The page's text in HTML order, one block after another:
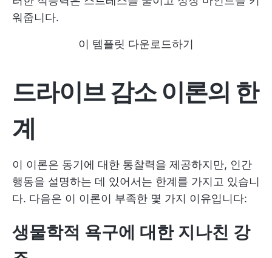
워줍니다.
이 템플릿 다운로드하기
드라이브 감소 이론의 한
계
이 이론은 동기에 대한 통찰력을 제공하지만, 인간
행동을 설명하는 데 있어서는 한계를 가지고 있습니
다. 다음은 이 이론이 부족한 몇 가지 이유입니다:
생물학적 욕구에 대한 지나친 강